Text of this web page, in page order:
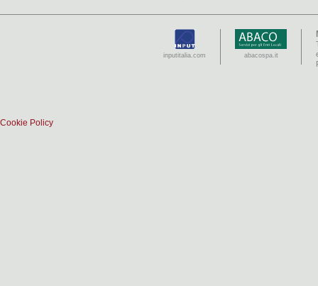
inputitalia.com abacospa.it
Cookie Policy